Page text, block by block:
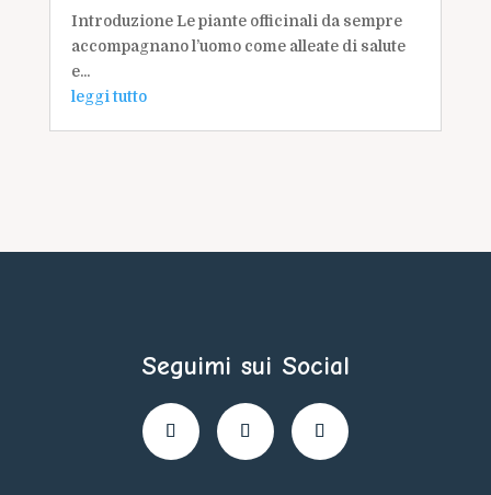
Introduzione Le piante officinali da sempre
accompagnano l’uomo come alleate di salute
e...
leggi tutto
Seguimi sui Social